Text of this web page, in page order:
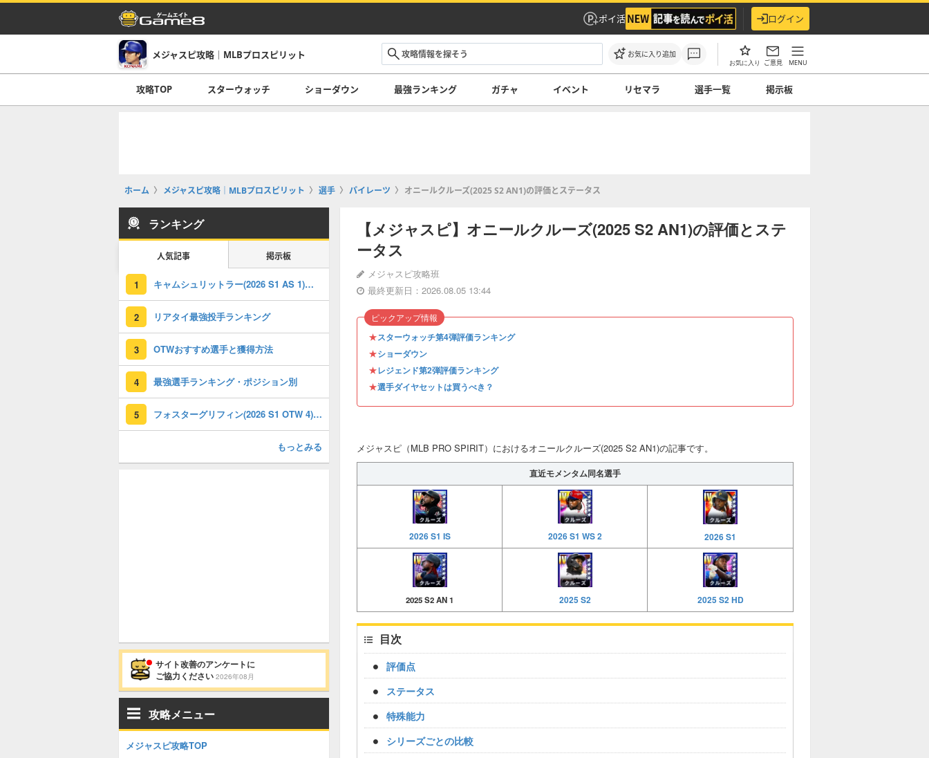
ポイ活 ログイン
メジャスピ攻略｜MLBプロスピリット お気に入り追加
お気に入り ご意見 MENU
攻略TOP スターウォッチ ショーダウン 最強ランキング ガチャ イベント リセマラ 選手一覧 掲示板
ホーム メジャスピ攻略｜MLBプロスピリット 選手 パイレーツ オニールクルーズ(2025 S2 AN1)の評価とステータス
【メジャスピ】オニールクルーズ(2025 S2 AN1)の評価とステ
ータス
メジャスピ攻略班
最終更新日：2026.08.05 13:44
★スターウォッチ第4弾評価ランキング
★ショーダウン
★レジェンド第2弾評価ランキング
★選手ダイヤセットは買うべき？
ピックアップ情報
メジャスピ（MLB PRO SPIRIT）におけるオニールクルーズ(2025 S2 AN1)の記事です。
直近モメンタム同名選手
2026 S1 IS 2026 S1 WS 2 2026 S1
2025 S2 AN 1 2025 S2 2025 S2 HD
目次
評価点
ステータス
特殊能力
シリーズごとの比較
ランキング
人気記事 掲示板
1 キャムシュリットラー(2026 S1 AS 1)の評価とステータス
2 リアタイ最強投手ランキング
3 OTWおすすめ選手と獲得方法
4 最強選手ランキング・ポジション別
5 フォスターグリフィン(2026 S1 OTW 4)の評価とステータス
もっとみる
サイト改善のアンケートに
ご協力ください 2026年08月
攻略メニュー
メジャスピ攻略TOP